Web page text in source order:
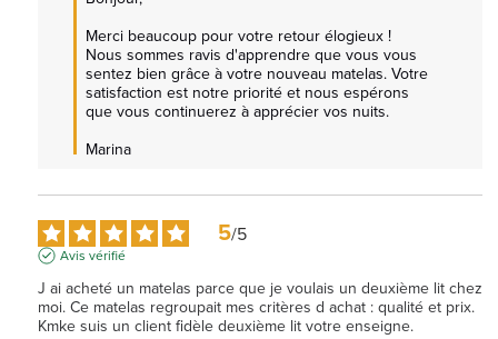
Merci beaucoup pour votre retour élogieux !
Nous sommes ravis d'apprendre que vous vous
sentez bien grâce à votre nouveau matelas. Votre
satisfaction est notre priorité et nous espérons
que vous continuerez à apprécier vos nuits.
Marina
5/5
Avis vérifié
J ai acheté un matelas parce que je voulais un deuxième lit chez
moi. Ce matelas regroupait mes critères d achat : qualité et prix.
Kmke suis un client fidèle deuxième lit votre enseigne.